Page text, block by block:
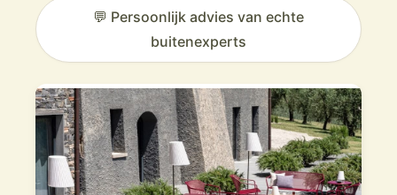
💬 Persoonlijk advies van echte
buitenexperts